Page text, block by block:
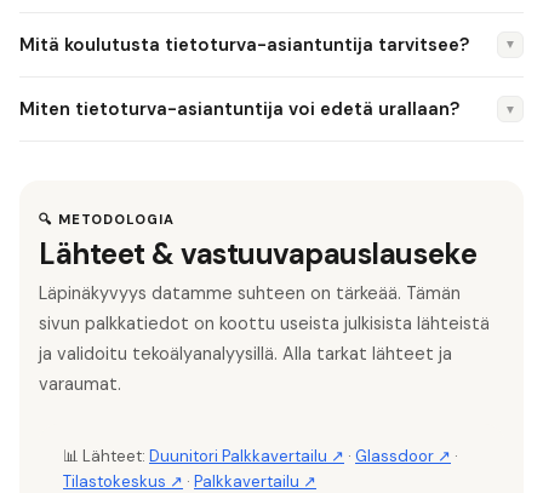
asiantuntija painottuu usein hallinnolliseen puoleen (GRC,
painottuu tekniseen puoleen (SOC, pentestaus, incident
Mitä koulutusta tietoturva-asiantuntija tarvitsee? ▼
CompTIA Security+ on hyvä aloitus. CISSP vaatii 5 vuoden
Miten tietoturva-asiantuntija voi edetä urallaan? ▼
polku: compliance → DPO (tietosuojavastaava) → CISO.
Tekninen polku: SOC → pentestaus → red team lead.
🔍 METODOLOGIA
Lähteet & vastuuvapauslauseke
Läpinäkyvyys datamme suhteen on tärkeää. Tämän
sivun palkkatiedot on koottu useista julkisista lähteistä
ja validoitu tekoälyanalyysillä. Alla tarkat lähteet ja
varaumat.
📊 Lähteet: Duunitori Palkkavertailu ↗ · Glassdoor ↗ ·
Tilastokeskus ↗ · Palkkavertailu ↗